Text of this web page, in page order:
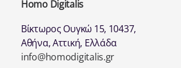
Homo Digitalis
Βίκτωρος Ουγκώ 15, 10437,
Αθήνα, Αττική, Ελλάδα
info@homodigitalis.gr